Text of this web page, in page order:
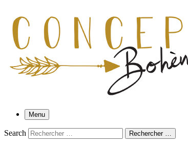
Menu
Search Rechercher …